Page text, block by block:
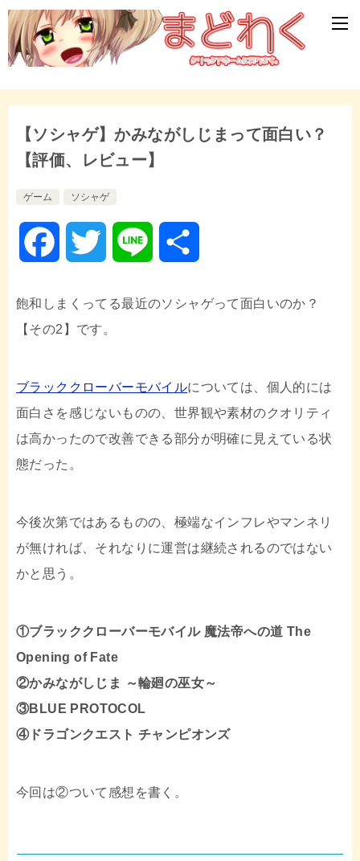
【ソシャゲ】かみながしじまって面白い？
【評価、レビュー】
ゲーム ソシャゲ
c
o
k
e
飽和しまくってる最近のソシャゲって面白いのか？
【その2】です。
ブラッククローバーモバイルについては、個人的には
面白さを感じないものの、世界観や素材のクオリティ
は高かったので改善できる部分が明確に見えている状
態だった。
今後次第ではあるものの、極端なインフレやマンネリ
が無ければ、それなりに運営は継続されるのではない
かと思う。
①ブラッククローバーモバイル 魔法帝への道 The
Opening of Fate
②かみながしじま ～輪廻の巫女～
③BLUE PROTOCOL
④ドラゴンクエスト チャンピオンズ
今回は②ついて感想を書く。